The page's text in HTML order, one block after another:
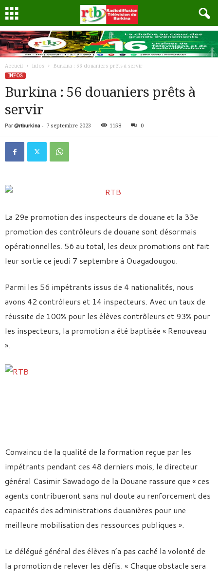
Accueil Infos
Burkina : 56 douaniers prêts à servir
INFOS
Burkina : 56 douaniers prêts à
servir
Par @rtburkina - 7 septembre 2023 1158 0
La 29e promotion des inspecteurs de douane et la 33e
promotion des contrôleurs de douane sont désormais
opérationnelles. 56 au total, les deux promotions ont fait
leur sortie ce jeudi 7 septembre à Ouagadougou.
Parmi les 56 impétrants issus de 4 nationalités, nous
avons 42 contrôleurs et 14 inspecteurs. Avec un taux de
réussite de 100% pour les élèves contrôleurs et 93% pour
les inspecteurs, la promotion a été baptisée « Renouveau
».
Convaincu de la qualité de la formation reçue par les
impétrants pendant ces 48 derniers mois, le directeur
général Casimir Sawadogo de la Douane rassure que « ces
agents contribueront sans nul doute au renforcement des
capacités des administrations douanières pour une
meilleure mobilisation des ressources publiques ».
Le délégué général des élèves n’a pas caché la volonté de
la promotion de relever les défis. « Chaque obstacle sera